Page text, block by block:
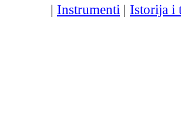
| Instrumenti | Istorija i